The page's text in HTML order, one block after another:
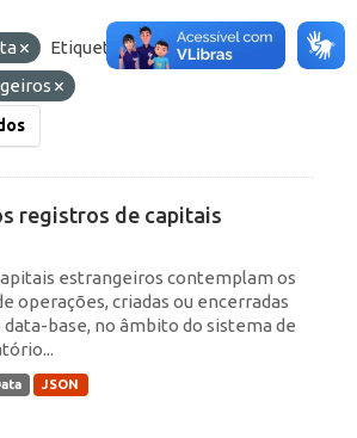
Etiquetas: IED
RDE
registros de capitais
estrangeiros contemplam os
operações, criadas ou encerradas
data-base, no âmbito do sistema de
JSON